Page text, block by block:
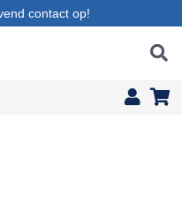
contact op!